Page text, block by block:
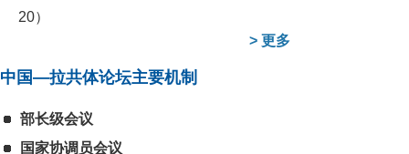
20）
> 更多
中国—拉共体论坛主要机制
部长级会议
国家协调员会议